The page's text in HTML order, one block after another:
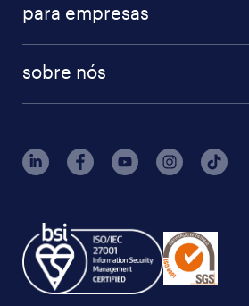
para empresas
sobre nós